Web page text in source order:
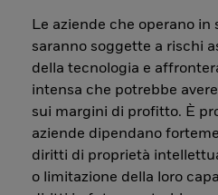
Le aziende che operano in
saranno soggette a rischi
della tecnologia e
intensa che potrebbe
sui margini di profitto. È
aziende dipendano
diritti di proprietà
o limitazione della loro